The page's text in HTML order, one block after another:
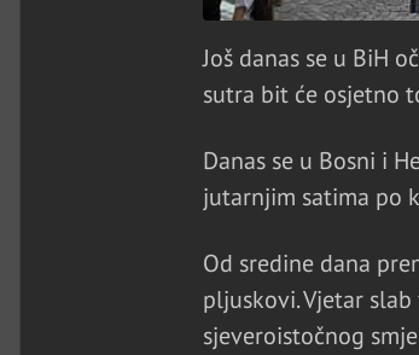
Još danas se u BiH
sutra bit će osjetno
Danas se u Bosni i
jutarnjim satima po
Od sredine dana
pljuskovi. Vjetar
sjeveroistočnog